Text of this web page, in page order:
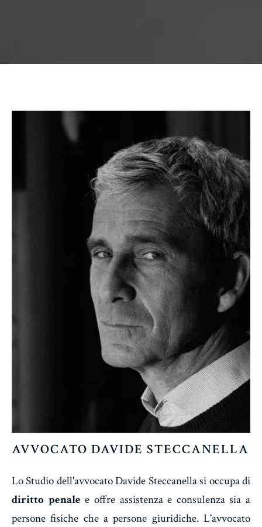
AVVOCATO DAVIDE STECCANELLA
Lo Studio dell'avvocato Davide Steccanella si occupa di
diritto penale e offre assistenza e consulenza sia a
persone fisiche che a persone giuridiche. L'avvocato